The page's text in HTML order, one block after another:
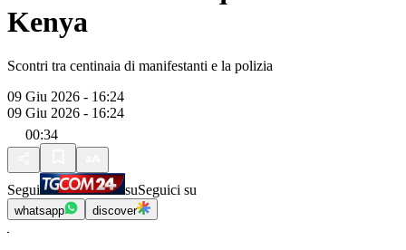
Kenya
Scontri tra centinaia di manifestanti e la polizia
09 Giu 2026 - 16:24
09 Giu 2026 - 16:24
00:34
Segui suSeguici su
whatsapp discover